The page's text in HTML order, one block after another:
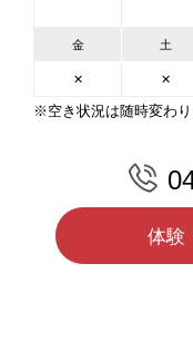
金 土
✕ ✕
※空き状況は随時変わ
体験